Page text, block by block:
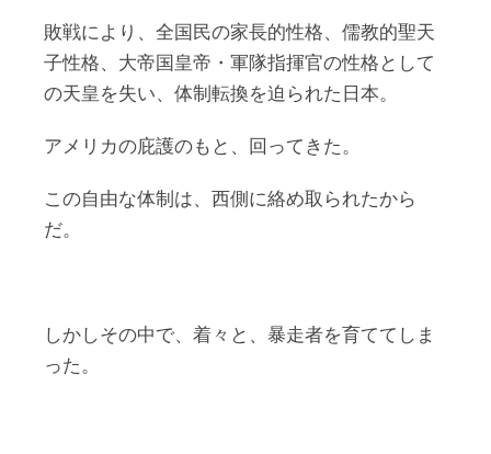
敗戦により、全国民の家長的性格、儒教的聖天
子性格、大帝国皇帝・軍隊指揮官の性格として
の天皇を失い、体制転換を迫られた日本。
アメリカの庇護のもと、回ってきた。
この自由な体制は、西側に絡め取られたから
だ。
しかしその中で、着々と、暴走者を育ててしま
った。